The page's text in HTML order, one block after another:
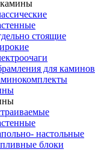
стоящие
для каминов
настольные
блоки